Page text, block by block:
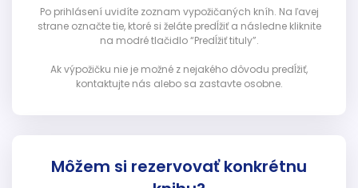
Po prihlásení uvidíte zoznam vypožičaných kníh. Na ľavej
strane označte tie, ktoré si želáte predĺžiť a následne kliknite
na modré tlačidlo “Predĺžiť tituly”.
Ak výpožičku nie je možné z nejakého dôvodu predĺžiť,
kontaktujte nás alebo sa zastavte osobne.
Môžem si rezervovať konkrétnu